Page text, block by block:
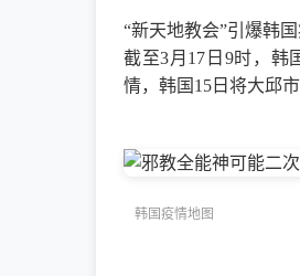
“新天地教会”引爆韩
截至3月17日9时，韩
情，韩国15日将大邱
韩国疫情地图